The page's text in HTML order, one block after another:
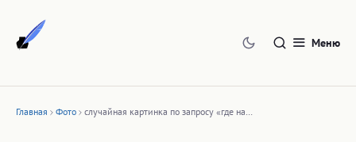
содержимому
Меню
Главная Фото случайная картинка по запросу «где на…